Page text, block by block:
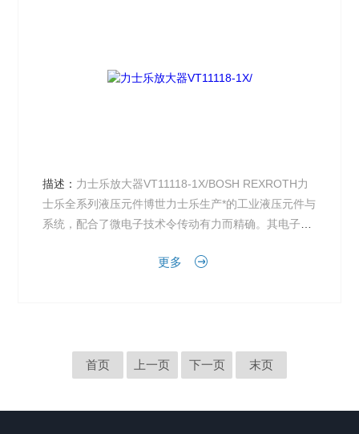
描述： 力士乐放大器VT11118-1X/BOSH REXROTH力
士乐全系列液压元件博世力士乐生产*的工业液压元件与
系统，配合了微电子技术令传动有力而精确。其电子传
更多
首页 上一页 下一页 末页